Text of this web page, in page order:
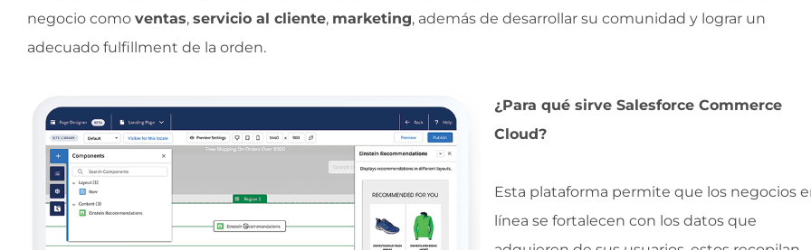
negocio como ventas, servicio al cliente, marketing, además de desarrollar su comunidad y lograr un
adecuado fulfillment de la orden.
¿Para qué sirve Salesforce Commerce
Cloud?
Esta plataforma permite que los negocios
línea se fortalecen con los datos que